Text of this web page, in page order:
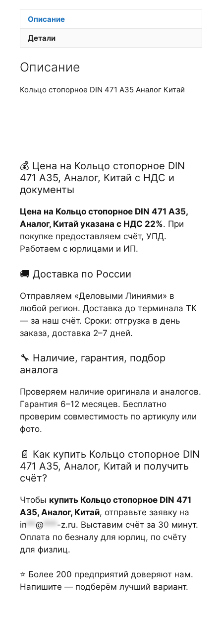
Описание
Детали
Описание
Кольцо стопорное DIN 471 А35 Аналог Китай
💰 Цена на Кольцо стопорное DIN
471 А35, Аналог, Китай с НДС и
документы
Цена на Кольцо стопорное DIN 471 А35,
Аналог, Китай указана с НДС 22%. При
покупке предоставляем счёт, УПД.
Работаем с юрлицами и ИП.
🚚 Доставка по России
Отправляем «Деловыми Линиями» в
любой регион. Доставка до терминала ТК
— за наш счёт. Сроки: отгрузка в день
заказа, доставка 2–7 дней.
🔧 Наличие, гарантия, подбор
аналога
Проверяем наличие оригинала и аналогов.
Гарантия 6–12 месяцев. Бесплатно
проверим совместимость по артикулу или
фото.
📄 Как купить Кольцо стопорное DIN
471 А35, Аналог, Китай и получить
счёт?
Чтобы купить Кольцо стопорное DIN 471
А35, Аналог, Китай, отправьте заявку на
in ** @ *** -z.ru. Выставим счёт за 30 минут.
Оплата по безналу для юрлиц, по счёту
для физлиц.
⭐ Более 200 предприятий доверяют нам.
Напишите — подберём лучший вариант.